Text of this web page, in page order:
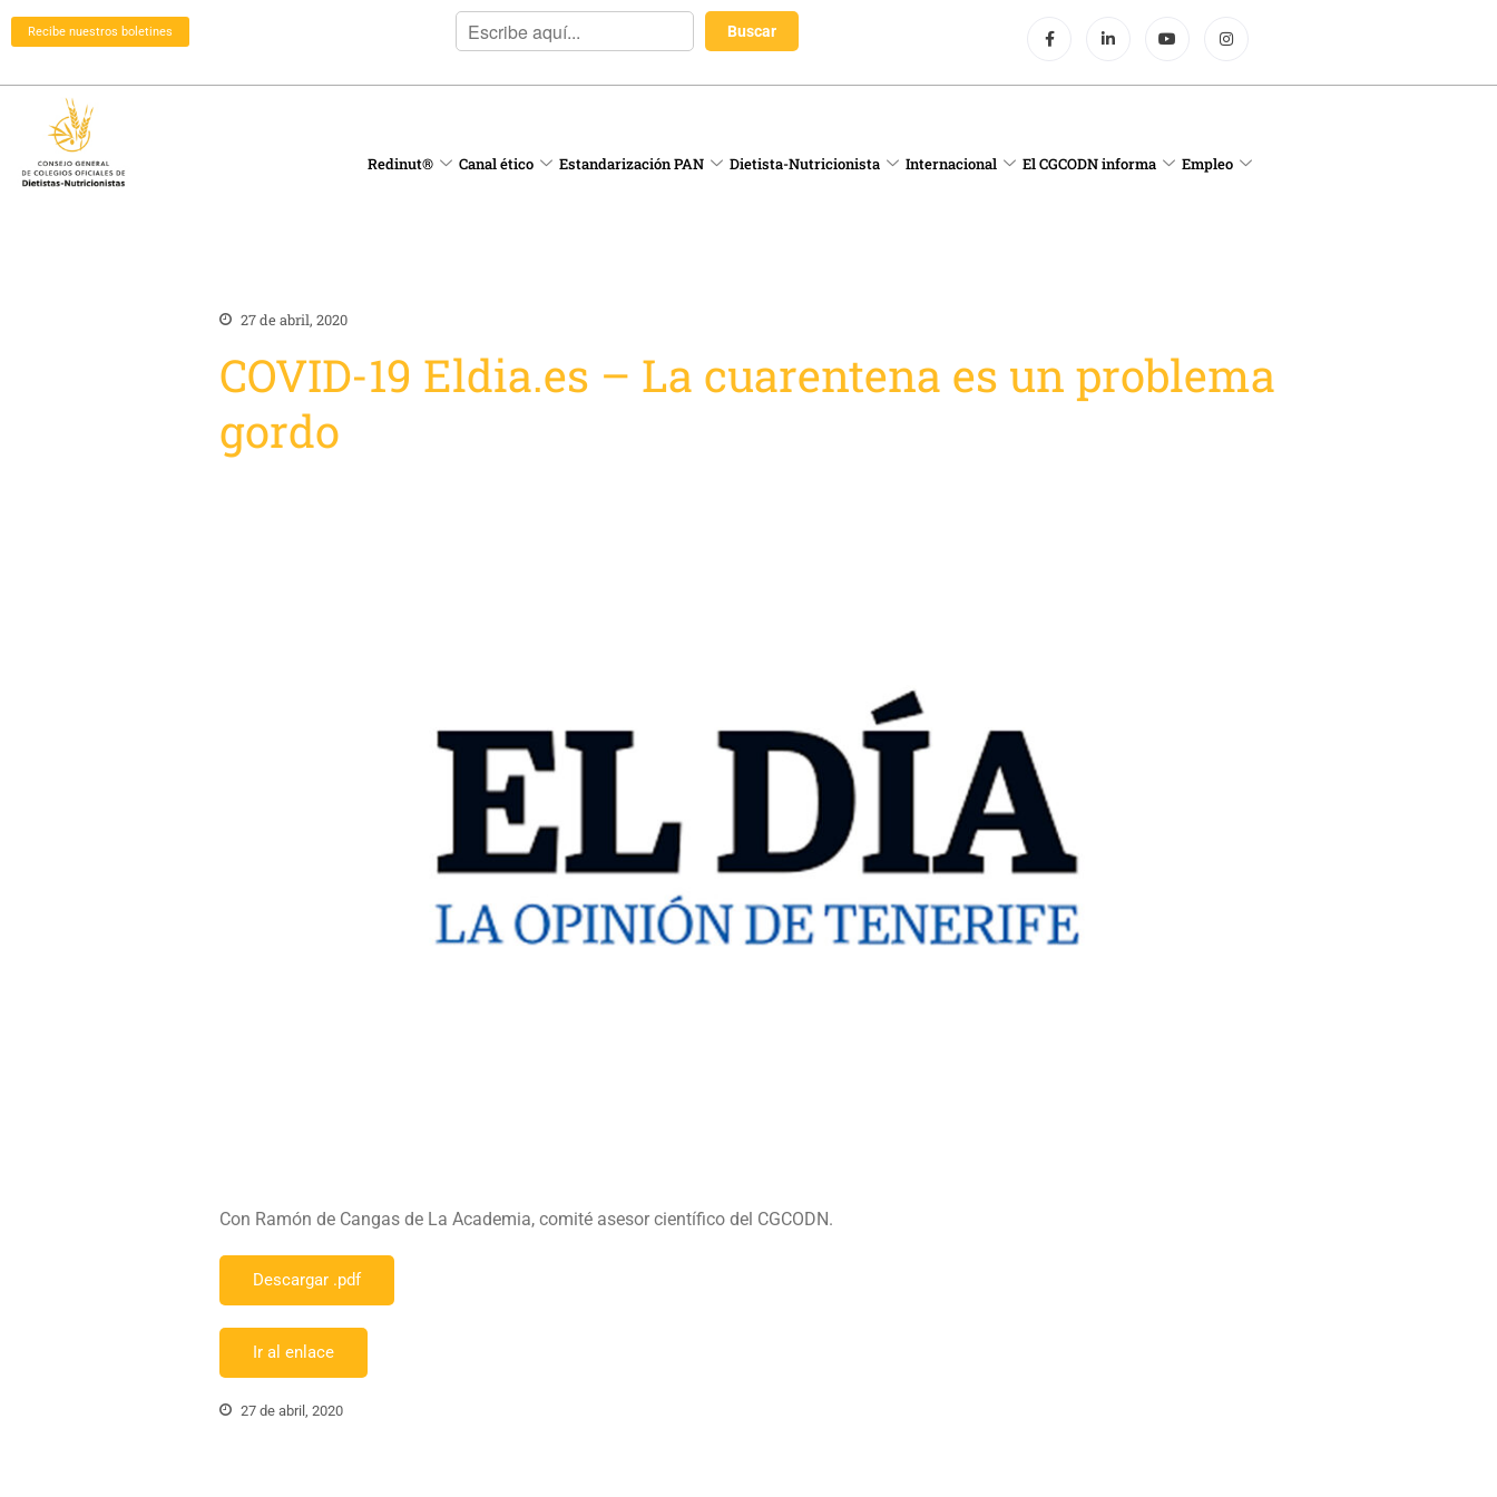
Recibe nuestros boletines
Redinut® Canal ético Estandarización PAN Dietista-Nutricionista Internacional El CGCODN informa Empleo
27 de abril, 2020
COVID-19 Eldia.es – La cuarentena es un problema
gordo
Con Ramón de Cangas de La Academia, comité asesor científico del CGCODN.
Descargar .pdf
Ir al enlace
27 de abril, 2020